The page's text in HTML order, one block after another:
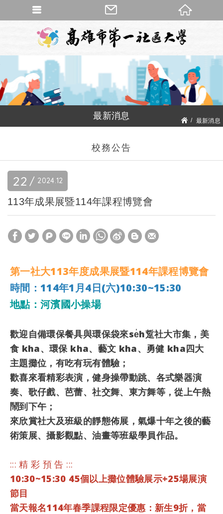
最新消息
最新消息
校務公告
22 12
2024
113年成果展暨114年課程博覽會
第一社大113年度成果展暨114年課程博覽會
時間：114年1月4日(六)10:30~15:30
地點：河濱國小操場
歡迎自備環保餐具與環保袋來se̍h踅社大市集，美
食 kha、環保 kha、藝文 kha、勇健 kha四大
主題攤位，有吃有玩有體驗；
歡喜來看精彩表演，健身操帶動跳、各式樂器演
奏、歌仔戲、芭蕾、社交舞、東方舞等，從上午熱
鬧到下午；
來欣賞社大及班級的靜態佈展，氣爆十年之後的藝
術策展、攝影觀點、油畫等班級學員作品。
::: 精 彩 預 告 :::
10:30~15:30 45個以上攤位體驗展示+25場展演
節目
當天報名114年春季課程限定優惠： 新生9折，當